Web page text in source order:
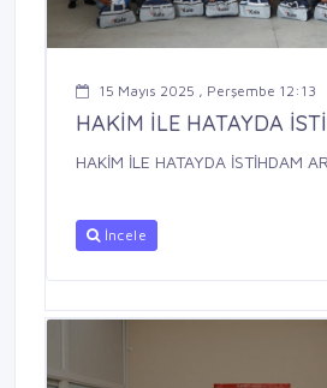
15 Mayıs 2025 , Perşembe 12:13
HAKİM İLE HATAYDA
HAKİM İLE HATAYDA İSTİHDAM
İncele